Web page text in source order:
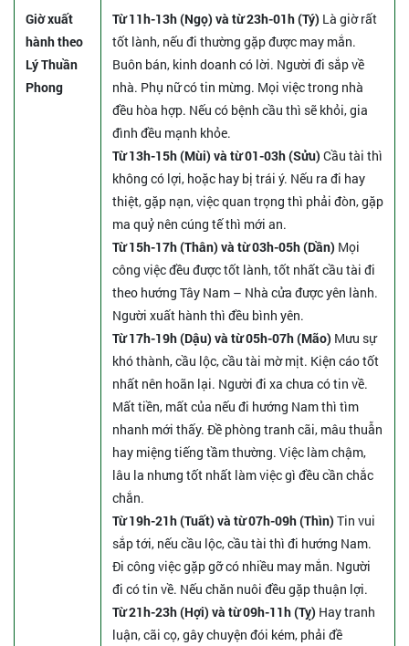
Giờ xuất
hành theo
Lý Thuần
Phong
Từ 11h-13h (Ngọ) và từ 23h-01h (Tý) Là giờ rất
tốt lành, nếu đi thường gặp được may mắn.
Buôn bán, kinh doanh có lời. Người đi sắp về
nhà. Phụ nữ có tin mừng. Mọi việc trong nhà
đều hòa hợp. Nếu có bệnh cầu thì sẽ khỏi, gia
đình đều mạnh khỏe.
Từ 13h-15h (Mùi) và từ 01-03h (Sửu) Cầu tài thì
không có lợi, hoặc hay bị trái ý. Nếu ra đi hay
thiệt, gặp nạn, việc quan trọng thì phải đòn, gặp
ma quỷ nên cúng tế thì mới an.
Từ 15h-17h (Thân) và từ 03h-05h (Dần) Mọi
công việc đều được tốt lành, tốt nhất cầu tài đi
theo hướng Tây Nam – Nhà cửa được yên lành.
Người xuất hành thì đều bình yên.
Từ 17h-19h (Dậu) và từ 05h-07h (Mão) Mưu sự
khó thành, cầu lộc, cầu tài mờ mịt. Kiện cáo tốt
nhất nên hoãn lại. Người đi xa chưa có tin về.
Mất tiền, mất của nếu đi hướng Nam thì tìm
nhanh mới thấy. Đề phòng tranh cãi, mâu thuẫn
hay miệng tiếng tầm thường. Việc làm chậm,
lâu la nhưng tốt nhất làm việc gì đều cần chắc
chắn.
Từ 19h-21h (Tuất) và từ 07h-09h (Thìn) Tin vui
sắp tới, nếu cầu lộc, cầu tài thì đi hướng Nam.
Đi công việc gặp gỡ có nhiều may mắn. Người
đi có tin về. Nếu chăn nuôi đều gặp thuận lợi.
Từ 21h-23h (Hợi) và từ 09h-11h (Tỵ) Hay tranh
luận, cãi cọ, gây chuyện đói kém, phải đề